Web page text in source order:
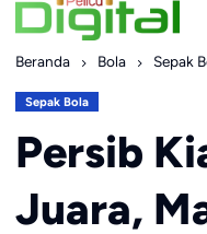
Beranda Bola Sepak
Sepak Bola
Persib
Juara,